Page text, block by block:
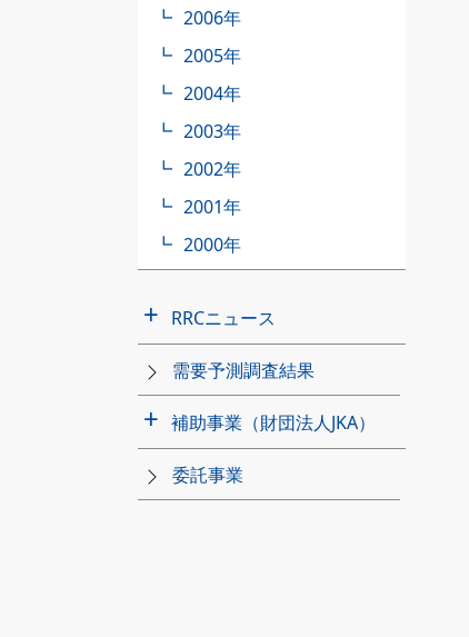
2006年
2005年
2004年
2003年
2002年
2001年
2000年
RRCニュース
インデックス
2026年
2025年
2024年
2023年
2022年
2021年
2019年
2018年
需要予測調査結果
補助事業（財団法人JKA）
インデックス
平成21年
平成20年
平成19年
平成18年
平成17年
平成16年
平成15年
委託事業